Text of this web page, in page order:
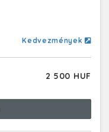
Kedvezmények
2 500 HUF